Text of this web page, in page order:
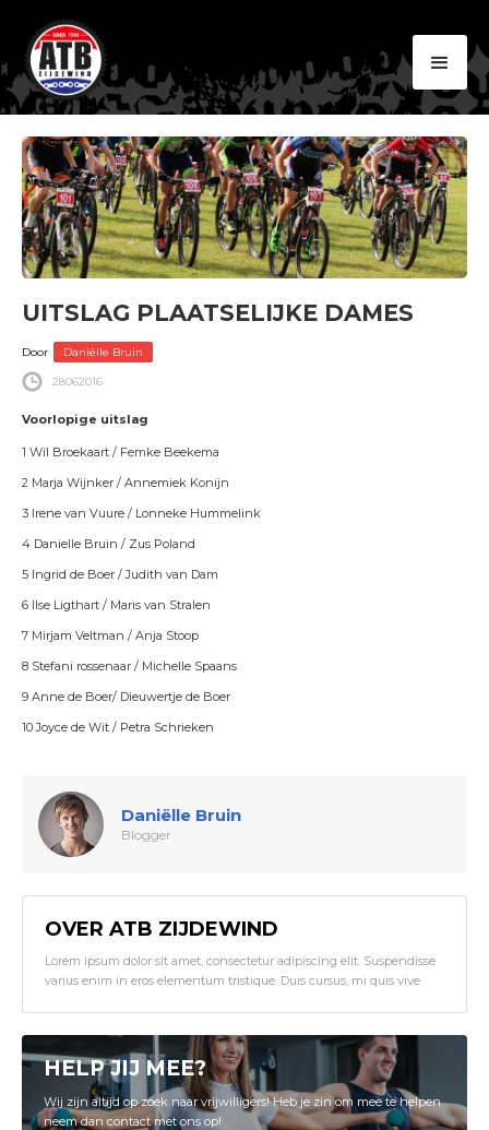
UITSLAG PLAATSELIJKE DAMES
Door Daniëlle Bruin
28062016
Voorlopige uitslag
1 Wil Broekaart / Femke Beekema
2 Marja Wijnker / Annemiek Konijn
3 Irene van Vuure / Lonneke Hummelink
4 Danielle Bruin / Zus Poland
5 Ingrid de Boer / Judith van Dam
6 Ilse Ligthart / Maris van Stralen
7 Mirjam Veltman / Anja Stoop
8 Stefani rossenaar / Michelle Spaans
9 Anne de Boer/ Dieuwertje de Boer
10 Joyce de Wit / Petra Schrieken
Daniëlle Bruin
Blogger
OVER ATB ZIJDEWIND
Lorem ipsum dolor sit amet, consectetur adipiscing elit. Suspendisse
varius enim in eros elementum tristique. Duis cursus, mi quis vive
HELP JIJ MEE?
Wij zijn altijd op zoek naar vrijwilligers! Heb je zin om mee te helpen
neem dan contact met ons op!